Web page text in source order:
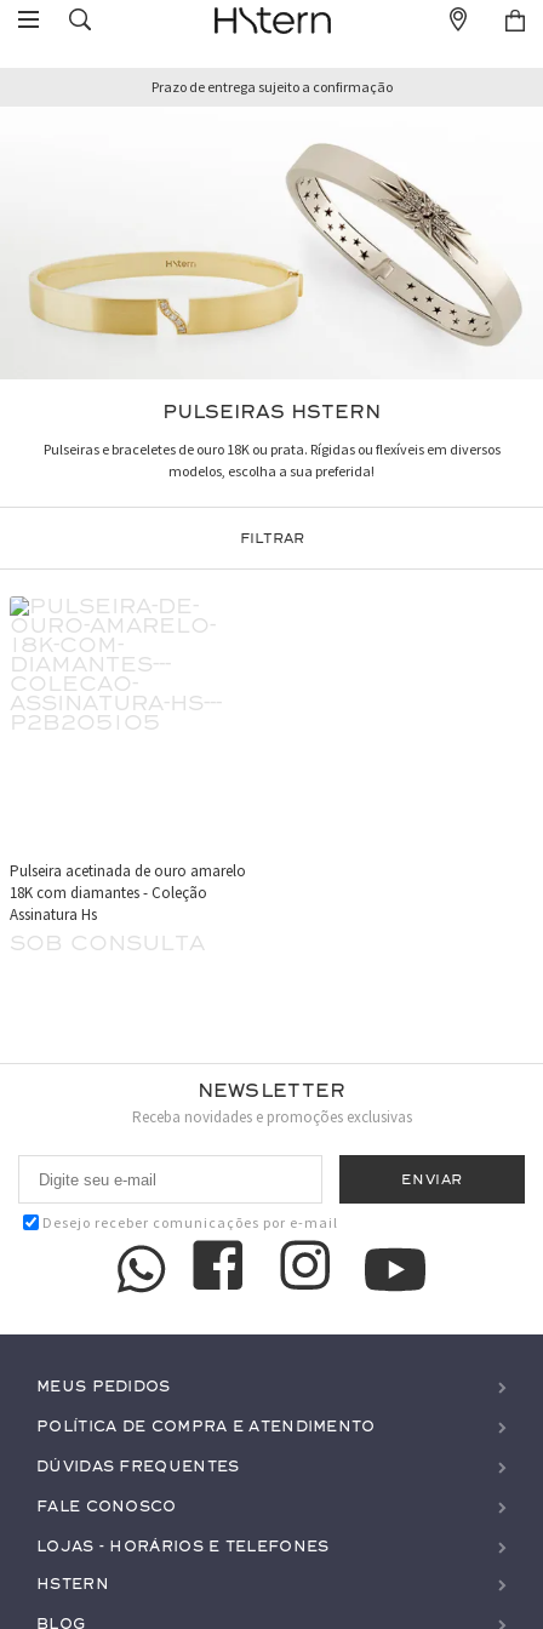
Prazo de entrega sujeito a confirmação
PULSEIRAS HSTERN
Pulseiras e braceletes de ouro 18K ou prata. Rígidas ou flexíveis em diversos
modelos, escolha a sua preferida!
FILTRAR
Pulseira acetinada de ouro amarelo
18K com diamantes - Coleção
Assinatura Hs
sob consulta
Newsletter
Receba novidades e promoções exclusivas
Desejo receber comunicações por e-mail
Meus pedidos
Política de Compra e Atendimento
Dúvidas Frequentes
Fale conosco
Lojas - Horários e Telefones
HStern
Blog